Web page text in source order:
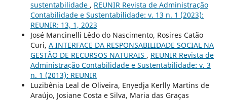
sustentabilidade , REUNIR Revista de Administração
Contabilidade e Sustentabilidade: v. 13 n. 1 (2023):
REUNIR: 13, 1, 2023
José Mancinelli Lêdo do Nascimento, Rosires Catão
Curi, A INTERFACE DA RESPONSABILIDADE SOCIAL NA
GESTÃO DE RECURSOS NATURAIS , REUNIR Revista de
Administração Contabilidade e Sustentabilidade: v. 3
n. 1 (2013): REUNIR
Luzibênia Leal de Oliveira, Enyedja Kerlly Martins de
Araújo, Josiane Costa e Silva, Maria das Graças